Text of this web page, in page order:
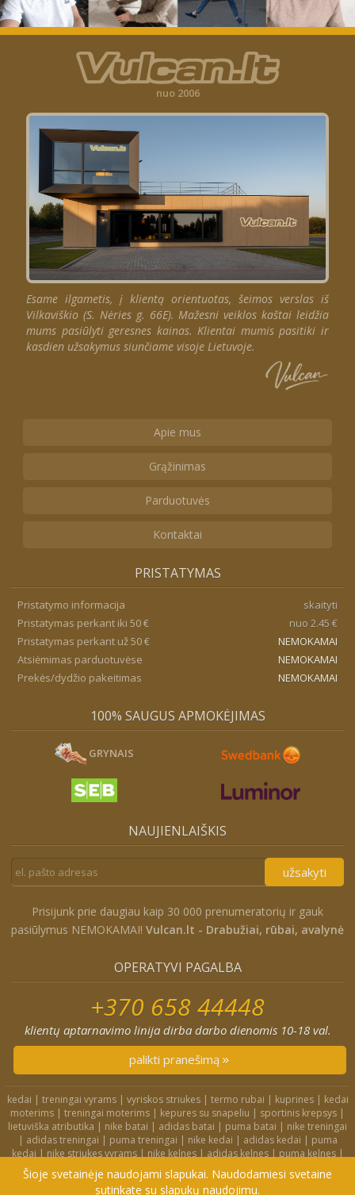
nuo 2006
Esame ilgametis, į klientą orientuotas, šeimos verslas iš
Vilkaviškio (S. Nėries g. 66E). Mažesni veiklos kaštai leidžia
mums pasiūlyti geresnes kainas. Klientai mumis pasitiki ir
kasdien užsakymus siunčiame visoje Lietuvoje.
Apie mus
Grąžinimas
Parduotuvės
Kontaktai
PRISTATYMAS
Pristatymo informacija
skaityti
Pristatymas perkant iki 50 €
nuo 2.45 €
Pristatymas perkant už 50 €
NEMOKAMAI
Atsiėmimas parduotuvėse
NEMOKAMAI
Prekės/dydžio pakeitimas
NEMOKAMAI
100% SAUGUS APMOKĖJIMAS
GRYNAIS
NAUJIENLAIŠKIS
užsakyti
Prisijunk prie daugiau kaip 30 000 prenumeratorių ir gauk
pasiūlymus NEMOKAMAI! Vulcan.lt - Drabužiai, rūbai, avalynė
OPERATYVI PAGALBA
+370 658 44448
klientų aptarnavimo linija dirba darbo dienomis 10-18 val.
palikti pranešimą
kedai | treningai vyrams| vyriskos striukes| termo rubai | kuprines| kedai
moterims | treningai moterims | kepures su snapeliu | sportinis krepsys |
lietuviška atributika | nike batai | adidas batai | puma batai | nike treningai
| adidas treningai | puma treningai | nike kedai | adidas kedai | puma
kedai | nike striukes vyrams| nike kelnes| adidas kelnes| puma kelnes|
nike kuprines
nike kojines nike treningai moterims
adidas striukes|nike dzemperiai|nike tampres
Šioje svetainėje naudojami slapukai. Naudodamiesi svetaine
sutinkate su slapukų naudojimu.